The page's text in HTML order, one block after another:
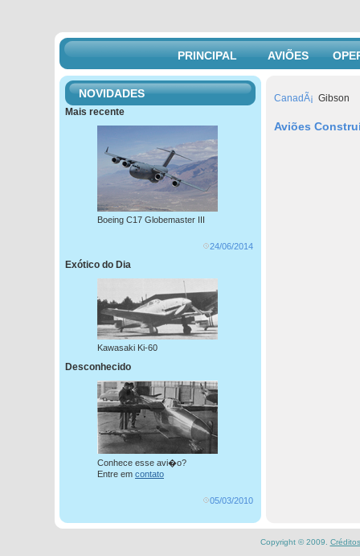
PRINCIPAL AVIÕES
CanadÃ¡ Gibson
Aviões
NOVIDADES
Mais recente
Boeing C17 Globemaster III
24/06/2014
Exótico do Dia
Kawasaki Ki-60
Desconhecido
Conhece esse avi�o?
Entre em contato
05/03/2010
Copyright © 2009. Créditos